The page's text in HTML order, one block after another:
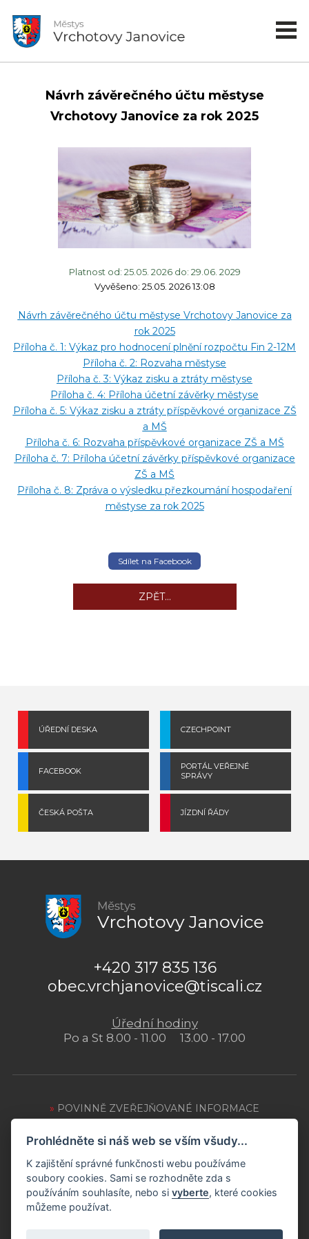
Návrh závěrečného účtu městyse
Vrchotovy Janovice za rok 2025
Platnost od: 25.05. 2026 do: 29.06. 2029
Vyvěšeno: 25.05. 2026 13:08
Návrh závěrečného účtu městyse Vrchotovy Janovice za
rok 2025
Příloha č. 1: Výkaz pro hodnocení plnění rozpočtu Fin 2-12M
Příloha č. 2: Rozvaha městyse
Příloha č. 3: Výkaz zisku a ztráty městyse
Příloha č. 4: Příloha účetní závěrky městyse
Příloha č. 5: Výkaz zisku a ztráty příspěvkové organizace ZŠ
a MŠ
Příloha č. 6: Rozvaha příspěvkové organizace ZŠ a MŠ
Příloha č. 7: Příloha účetní závěrky příspěvkové organizace
ZŠ a MŠ
Příloha č. 8: Zpráva o výsledku přezkoumání hospodaření
městyse za rok 2025
Sdílet na Facebook
ZPĚT...
ÚŘEDNÍ DESKA CZECHPOINT
FACEBOOK
PORTÁL VEŘEJNÉ
SPRÁVY
ČESKÁ POŠTA JÍZDNÍ ŘÁDY
+420 317 835 136
obec.vrchjanovice@tiscali.cz
Úřední hodiny
Po a St 8.00 - 11.00 13.00 - 17.00
» POVINNĚ ZVEŘEJŇOVANÉ INFORMACE
»
ZPRACOVÁNÍ COOKIES
»PŘÍSTUPNOST WEBU
Prohlédněte si náš web se vším všudy...
K zajištění správné funkčnosti webu používáme
soubory cookies. Sami se rozhodněte zda s
používáním souhlasíte, nebo sivyberte, které cookies
můžeme používat.